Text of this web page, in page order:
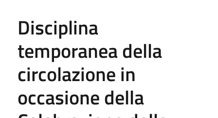
Disciplina
temporanea della
circolazione in
occasione della